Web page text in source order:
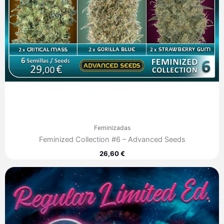
Feminizadas
Feminized Collection #6 – Advanced Seeds
26,60€